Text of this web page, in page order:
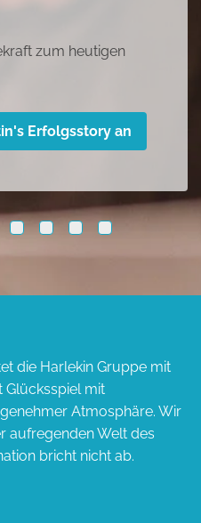
dann im Service
die Harlekin Gruppe mit
Glücksspiel mit
Atmosphäre. Wir
aufregenden Welt des
bricht nicht ab.